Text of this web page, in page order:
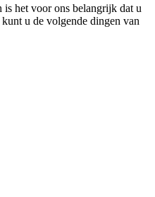
het voor ons belangrijk dat u
u de volgende dingen van